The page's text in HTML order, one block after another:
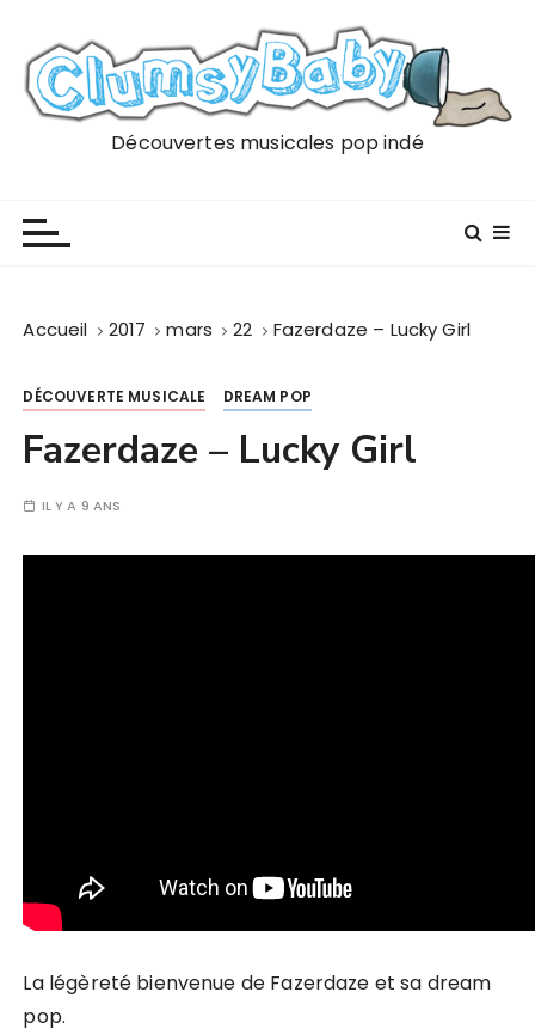
Découvertes musicales pop indé
Accueil 2017 mars 22 Fazerdaze – Lucky Girl
DÉCOUVERTE MUSICALE DREAM POP
Fazerdaze – Lucky Girl
IL Y A 9 ANS
La légèreté bienvenue de Fazerdaze et sa dream
pop.